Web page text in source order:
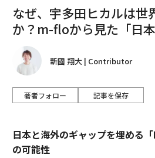
なぜ、宇多田ヒカルは世
か？m-floから見た「日本
新國 翔大 | Contributor
著者フォロー 記事を保存
日本と海外のギャップを埋める「
の可能性